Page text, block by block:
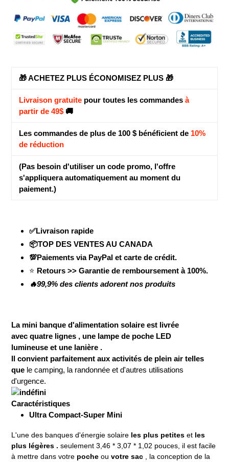
à
panier
🎁 ACHETEZ PLUS ÉCONOMISEZ PLUS 🎁
Livraison gratuite pour toutes les commandes à
partir de 49$ 🚚
Les commandes de plus de 100 $ bénéficient de 10%
de réduction
(Pas besoin d'utiliser un code promo, l'offre
s'appliquera automatiquement au moment du
paiement.)
✅Livraison rapide
📦TOP DES VENTES AU CANADA
💯Paiements via PayPal et carte de crédit.
⭐ Retours >> Garantie de remboursement à 100%.
🔥99,9% des clients adorent nos produits
La mini banque d'alimentation solaire est livrée
avec quatre lignes , une lampe de poche LED
lumineuse et une lanière .
Il convient parfaitement aux activités de plein air telles
que le camping, la randonnée et d'autres utilisations
d'urgence.
Caractéristiques
Ultra Compact-Super Mini
L'une des banques d'énergie solaire les plus petites et les
plus légères . seulement 3,46 * 3,07 * 1,02 pouces, il est facile
à mettre dans votre poche ou votre sac , la conception de la